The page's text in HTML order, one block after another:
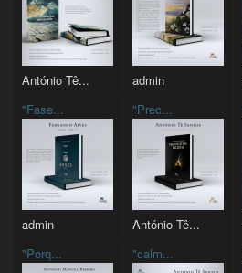
António Tê... admin
"Fase...
admin
"Prec...
António Tê...
"Porq...
"calm...